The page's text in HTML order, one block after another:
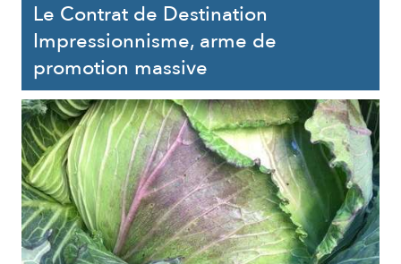
Le Contrat de Destination
Impressionnisme, arme de
promotion massive